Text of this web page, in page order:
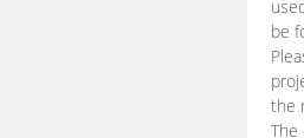
be
the
The